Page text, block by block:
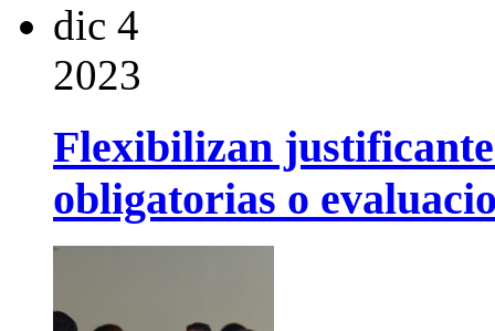
dic 4
2023
Flexibilizan
obligatorias o